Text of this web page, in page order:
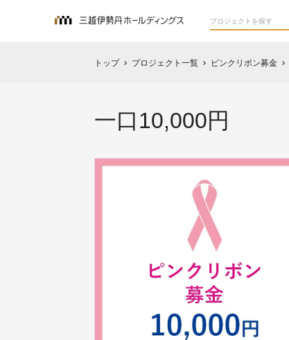
トップ chevron_right プロジェクト一覧 chevron_right ピンクリボン募金 chevron_right
一口10,000円